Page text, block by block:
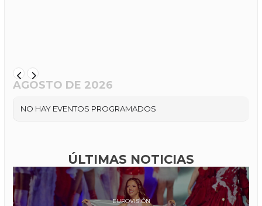
AGOSTO DE 2026
NO HAY EVENTOS PROGRAMADOS
ÚLTIMAS NOTICIAS
EUROVISIÓN